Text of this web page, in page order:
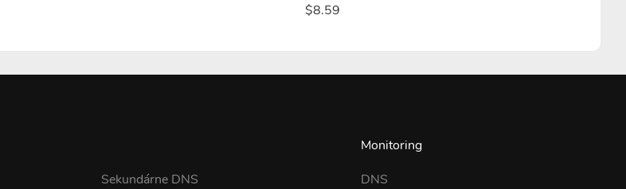
$8.59
Sekundárne DNS
Monitoring
DNS